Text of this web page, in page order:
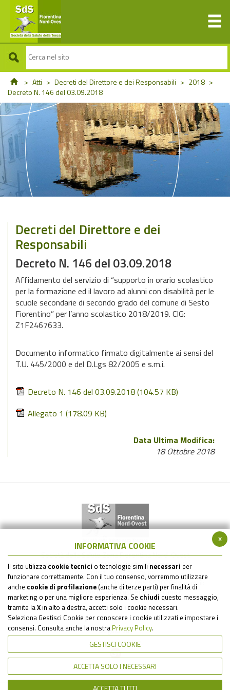
> Atti > Decreti del Direttore e dei Responsabili > 2018 >
Decreto N. 146 del 03.09.2018
Decreti del Direttore e dei
Responsabili
Decreto N. 146 del 03.09.2018
Affidamento del servizio di “supporto in orario scolastico
per la formazione ed il lavoro ad alunni con disabilità per le
scuole secondarie di secondo grado del comune di Sesto
Fiorentino” per l’anno scolastico 2018/2019. CIG:
Z1F2467633.
Documento informatico firmato digitalmente ai sensi del
T.U. 445/2000 e del D.Lgs 82/2005 e s.m.i.
Decreto N. 146 del 03.09.2018(104.57 KB)
Allegato 1 (178.09 KB)
Data Ultima Modifica:
18 Ottobre 2018
Società della Salute Zona Fiorentina Nord-Ovest
via Gramsci 561 - 50019 Sesto Fiorentino (FI)
C.F. - P.IVA : 05517820485
tel: 055 6930242 / 055 6930484 / 055 6930205 / e-mail:
sds.firenzenordovest@uslcentro.toscana.it
Seguici su:
x
INFORMATIVA COOKIE
Il sito utilizza cookie tecnici o tecnologie simili necessari per
funzionare correttamente. Con il tuo consenso, vorremmo utilizzare
anche cookie di profilazione (anche di terze parti) per finalità di
marketing o per una migliore esperienza. Se chiudi questo messaggio,
tramite laX in alto a destra, accetti solo i cookie necessari.
Seleziona Gestisci Cookie per conoscere i cookie utilizzati e impostare i
consensi. Consulta anche la nostra Privacy Policy.
GESTISCI COOKIE
ACCETTA SOLO I NECESSARI